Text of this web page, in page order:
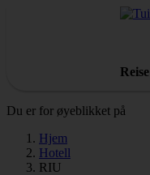
Reise
Du er for øyeblikket på
Hjem
Hotell
RIU